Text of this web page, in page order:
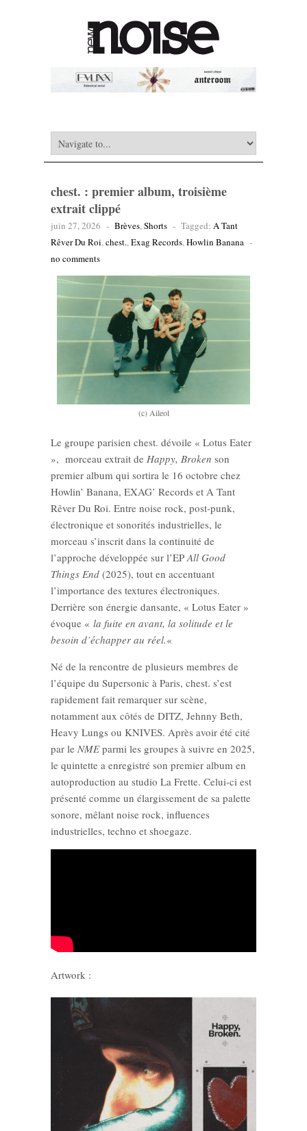
chest. : premier album, troisième
extrait clippé
juin 27, 2026 - Brèves,Shorts - Tagged: A Tant
Rêver Du Roi,chest.,Exag Records,Howlin Banana -
no comments
(c) Aileol
Le groupe parisien chest. dévoile « Lotus Eater
», morceau extrait de Happy, Broken son
premier album qui sortira le 16 octobre chez
Howlin’ Banana, EXAG’ Records et A Tant
Rêver Du Roi. Entre noise rock, post-punk,
électronique et sonorités industrielles, le
morceau s’inscrit dans la continuité de
l’approche développée sur l’EP All Good
Things End (2025), tout en accentuant
l’importance des textures électroniques.
Derrière son énergie dansante, « Lotus Eater »
évoque « la fuite en avant, la solitude et le
besoin d’échapper au réel.«
Né de la rencontre de plusieurs membres de
l’équipe du Supersonic à Paris, chest. s’est
rapidement fait remarquer sur scène,
notamment aux côtés de DITZ, Jehnny Beth,
Heavy Lungs ou KNIVES. Après avoir été cité
par le NMEparmi les groupes à suivre en 2025,
le quintette a enregistré son premier album en
autoproduction au studio La Frette. Celui-ci est
présenté comme un élargissement de sa palette
sonore, mêlant noise rock, influences
industrielles, techno et shoegaze.
Artwork :